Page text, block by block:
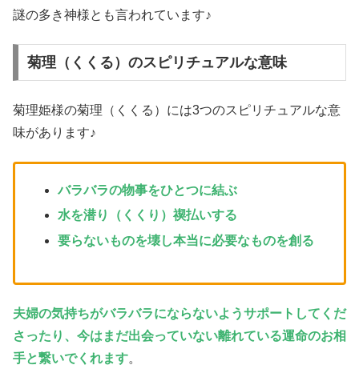
謎の多き神様とも言われています♪
菊理（くくる）のスピリチュアルな意味
菊理姫様の菊理（くくる）には3つのスピリチュアルな意
味があります♪
バラバラの物事をひとつに結ぶ
水を潜り（くくり）禊払いする
要らないものを壊し本当に必要なものを創る
夫婦の気持ちがバラバラにならないようサポートしてくだ
さったり、今はまだ出会っていない離れている運命のお相
手と繋いでくれます。